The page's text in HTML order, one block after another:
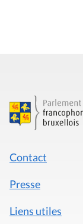
Contact
Presse
Liens utiles